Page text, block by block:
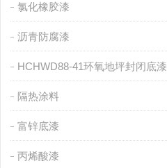
氯化橡胶漆
沥青防腐漆
HCHWD88-41环氧地坪封闭底漆
隔热涂料
富锌底漆
丙烯酸漆